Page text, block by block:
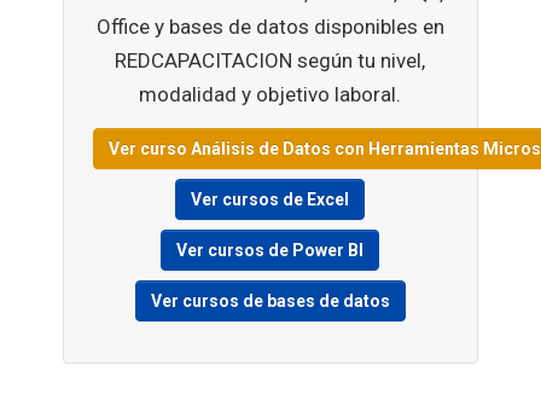
Office y bases de datos disponibles en
REDCAPACITACION según tu nivel,
modalidad y objetivo laboral.
Ver curso Análisis de Datos con Herramientas
Ver cursos de Excel
Ver cursos de Power BI
Ver cursos de bases de datos